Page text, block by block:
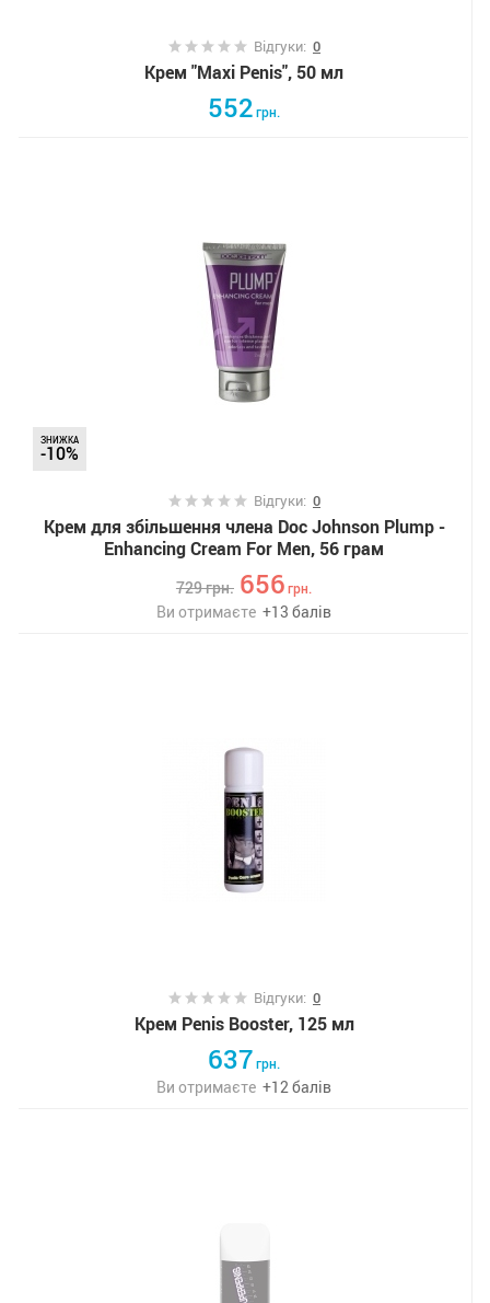
Відгуки: 0
Крем "Maxi Penis", 50 мл
552грн.
ЗНИЖКА
-10%
Відгуки: 0
Крем для збільшення члена Doc Johnson Plump -
Enhancing Cream For Men, 56 грам
729грн. 656грн.
Ви отримаєте +13 балів
Відгуки: 0
Крем Penis Booster, 125 мл
637грн.
Ви отримаєте +12 балів